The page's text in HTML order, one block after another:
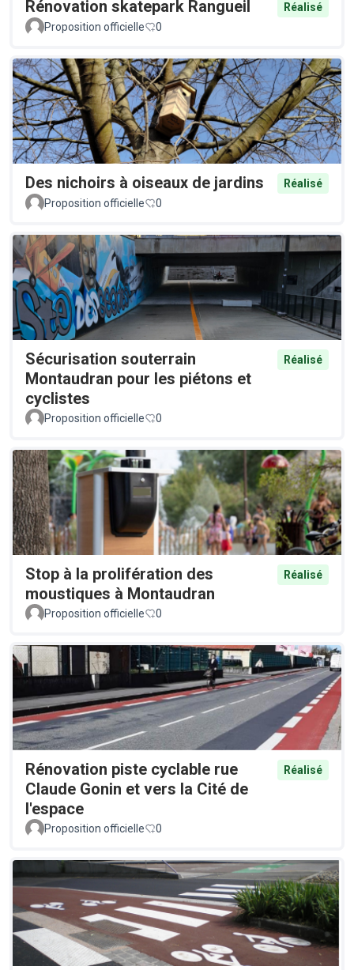
Rénovation skatepark Rangueil
Réalisé
Proposition officielle
0
Des nichoirs à oiseaux de jardins
Réalisé
Proposition officielle
0
Sécurisation souterrain
Montaudran pour les piétons et
cyclistes
Réalisé
Proposition officielle 0
Stop à la prolifération des
moustiques à Montaudran
Réalisé
Proposition officielle 0
Rénovation piste cyclable rue
Claude Gonin et vers la Cité de
l'espace
Réalisé
Proposition officielle 0